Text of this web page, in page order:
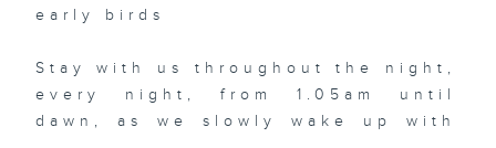
early birds
Stay with us throughout the night,
every night, from 1.05am until
dawn, as we slowly wake up with